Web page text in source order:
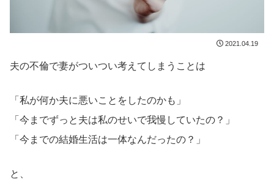
2021.04.19
夫の不倫で妻がついつい考えてしまうことは
「私が何か夫に悪いことをしたのかも」
「今までずっと夫は私のせいで我慢していたの？」
「今までの結婚生活は一体なんだったの？」
と、